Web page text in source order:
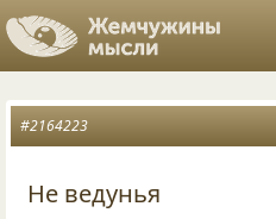
#2164223
Не ведунья